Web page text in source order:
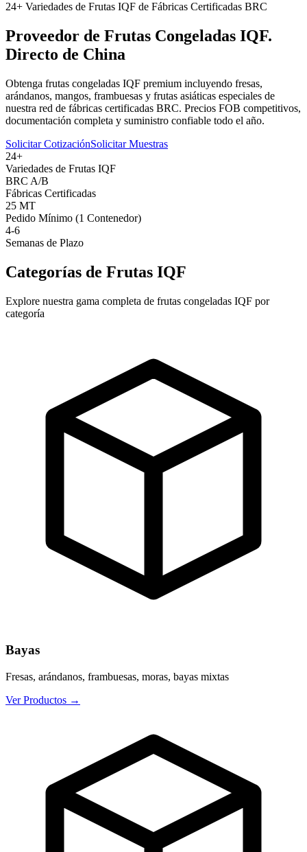
24+ Variedades de Frutas IQF de Fábricas Certificadas BRC
Proveedor de Frutas Congeladas IQF.
Directo de China
Obtenga frutas congeladas IQF premium incluyendo fresas,
arándanos, mangos, frambuesas y frutas asiáticas especiales de
nuestra red de fábricas certificadas BRC. Precios FOB competitivos,
documentación completa y suministro confiable todo el año.
Solicitar CotizaciónSolicitar Muestras
24+
Variedades de Frutas IQF
BRC A/B
Fábricas Certificadas
25 MT
Pedido Mínimo (1 Contenedor)
4-6
Semanas de Plazo
Categorías de Frutas IQF
Explore nuestra gama completa de frutas congeladas IQF por
categoría
Bayas
Fresas, arándanos, frambuesas, moras, bayas mixtas
Ver Productos →